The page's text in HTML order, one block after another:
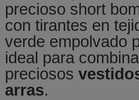
precioso short
con tirantes en
verde empolvado
ideal para
preciosos
arras.